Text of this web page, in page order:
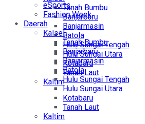
Tanah Bumbu
Banjarbaru
Banjarmasin
Batola
Hulu Sungai Tengah
Hulu Sungai Utara
Kotabaru
Tanah Laut
Kaltim
eSports
Fashion Week
Daerah
Kalsel
Tanah Bumbu
Banjarbaru
Banjarmasin
Batola
Hulu Sungai Tengah
Hulu Sungai Utara
Kotabaru
Tanah Laut
Kaltim